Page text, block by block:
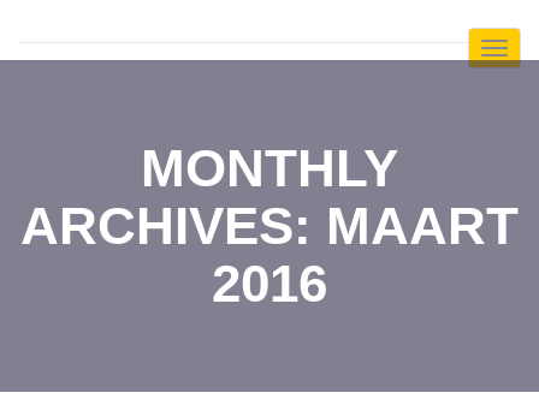
MONTHLY
ARCHIVES: MAART
2016